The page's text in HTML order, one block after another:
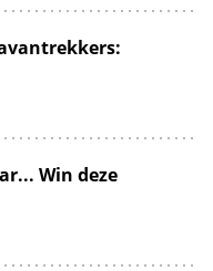
Win deze